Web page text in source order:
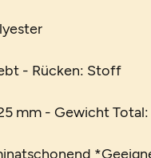
- Rücken: Stoff
mm - Gewicht Total: